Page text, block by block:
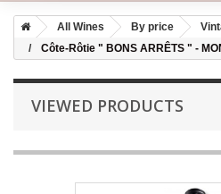
All Wines By price
Côte-Rôtie " BONS ARRÊTS " -
VIEWED PRODUCTS